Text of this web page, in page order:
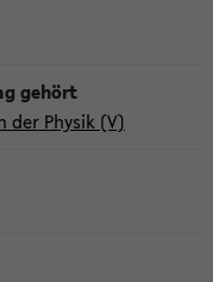
der Physik (V)